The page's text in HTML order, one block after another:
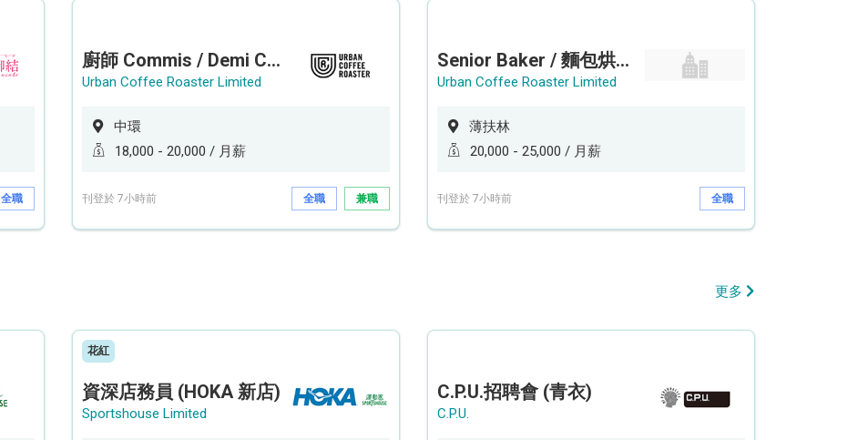
全職
廚師 Commis / Demi Chef (全職/ 兼職) (工作地點:中環)
Urban Coffee Roaster Limited
中環
18,000 - 20,000 / 月薪
刊登於 7小時前 全職 兼職
Senior Baker / 麵包烘焙師 (工作地點: 薄扶林鄰近港鐵香港大學站 HKU Station）
Urban Coffee Roaster Limited
薄扶林
20,000 - 25,000 / 月薪
刊登於 7小時前 全職
更多
花紅
資深店務員 (HOKA 新店)
Sportshouse Limited
C.P.U.招聘會 (青衣)
C.P.U.